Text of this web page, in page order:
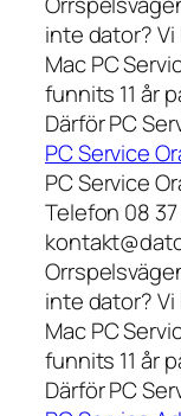
inte dator? Vi
Mac PC
funnits 11 år
Därför PC
PC Service
PC Service
Telefon 08
inte dator? Vi
Mac PC
funnits 11 år
Därför PC